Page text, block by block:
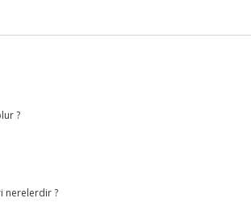
?
nerelerdir ?